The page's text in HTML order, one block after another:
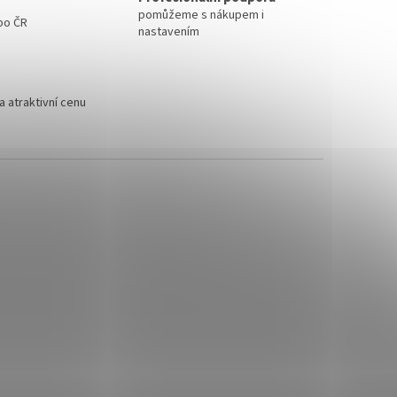
ČR
pomůžeme s nákupem i
nastavením
atraktivní cenu